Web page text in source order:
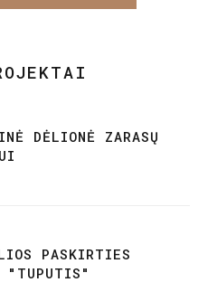
DĖLIONĖ ZARASŲ
PASKIRTIES
"TUPUTIS"